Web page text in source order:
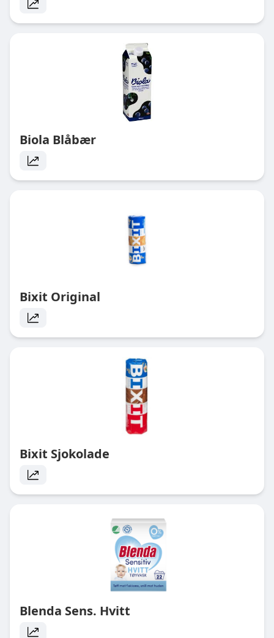
Biola Blåbær
Bixit Original
Bixit Sjokolade
Blenda Sens. Hvitt